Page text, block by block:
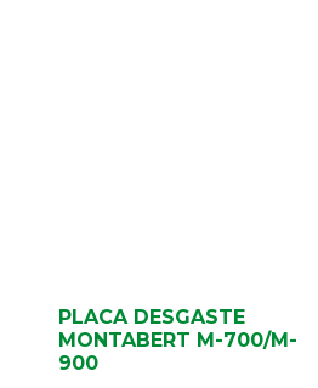
PLACA DESGASTE
MONTABERT M-700/M-
900